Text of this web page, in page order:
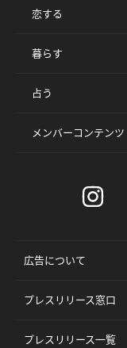
恋する
暮らす
占う
メンバーコンテンツ
広告について
プレスリリース窓口
プレスリリース一覧